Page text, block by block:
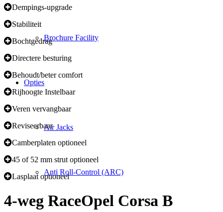
Brochure Facility
Opties
Air Jacks
Anti Roll-Control (ARC)
Dempings-upgrade
Stabiliteit
Bochtgedrag
Directere besturing
Behoudt/beter comfort
Rijhoogte Instelbaar
Veren vervangbaar
Reviseerbaar
Camberplaten optioneel
45 of 52 mm strut optioneel
Lasplaat optioneel
4-weg RaceOpel Corsa B